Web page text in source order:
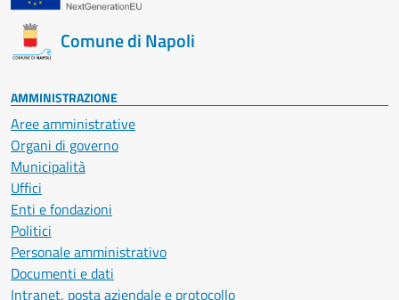
Comune di Napoli
AMMINISTRAZIONE
Aree amministrative
Organi di governo
Municipalità
Uffici
Enti e fondazioni
Politici
Personale amministrativo
Documenti e dati
Intranet, posta aziendale e protocollo